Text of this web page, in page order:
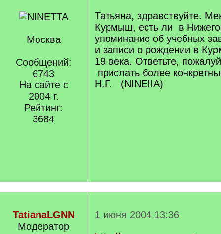
Москва
Сообщений:
6743
На сайте с
2004 г.
Рейтинг:
3684
Татьяна, здравствуйте.
Курмыш, есть ли в
упоминание об учебных
и записи о рождении в
19 века. Ответьте,
прислать более
Н.Г. (NINEIIA)
TatianaLGNN
Модератор
1 июня 2004 13:36